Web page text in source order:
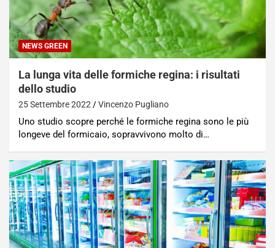
NEWS GREEN
La lunga vita delle formiche regina: i risultati
dello studio
25 Settembre 2022 Vincenzo Pugliano
Uno studio scopre perché le formiche regina sono le più
longeve del formicaio, sopravvivono molto di…